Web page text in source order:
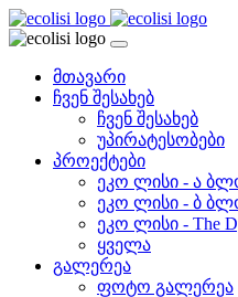
მთავარი
ჩვენ შესახებ
ჩვენ შესახებ
უპირატესობები
პროექტები
ეკო ლისი - ა
ეკო ლისი - ბ
ეკო ლისი - The
ყველა
გალერეა
ფოტო გალერეა